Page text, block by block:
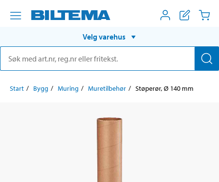
Velg varehus
Start Bygg Muring Muretilbehør Støperør, Ø 140 mm